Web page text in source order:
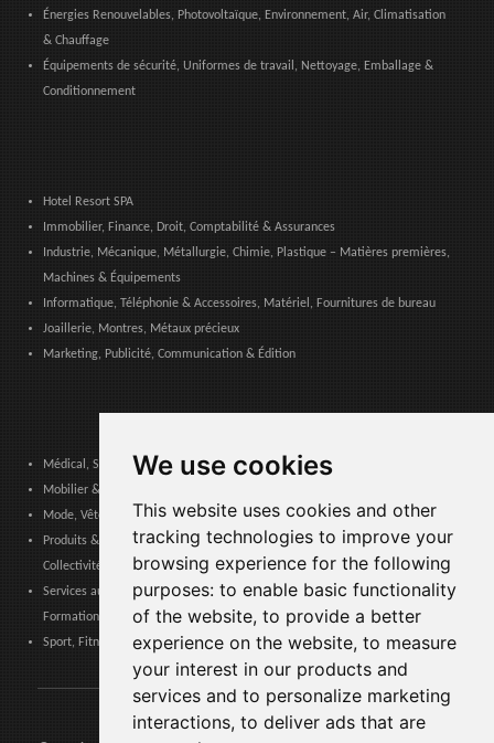
We use cookies
This website uses cookies and other
tracking technologies to improve your
browsing experience for the following
purposes: to enable basic functionality
of the website, to provide a better
experience on the website, to measure
your interest in our products and
services and to personalize marketing
interactions, to deliver ads that are
Énergies Renouvelables, Photovoltaïque, Environnement, Air, Climatisation
& Chauffage
Équipements de sécurité, Uniformes de travail, Nettoyage, Emballage &
Conditionnement
Hotel Resort SPA
Immobilier, Finance, Droit, Comptabilité & Assurances
Industrie, Mécanique, Métallurgie, Chimie, Plastique – Matières premières,
Machines & Équipements
Informatique, Téléphonie & Accessoires, Matériel, Fournitures de bureau
Joaillerie, Montres, Métaux précieux
Marketing, Publicité, Communication & Édition
Médical, Sanitaire, Dentaire & Pharmaceutique
Mobilier & Décoration, Art & Artisanat, Textile, Éclairage
Mode, Vêtements, Accessoires de Mode, Chaussures & Maroquinerie
Produits & Services pour les Communautés, Administrations Publiques &
Collectivités Locales
Services aux entreprises, Logistique, Sécurité au travail, Certifications,
Formation
Sport, Fitness, Loisir – Produits, Matériaux & Équipements